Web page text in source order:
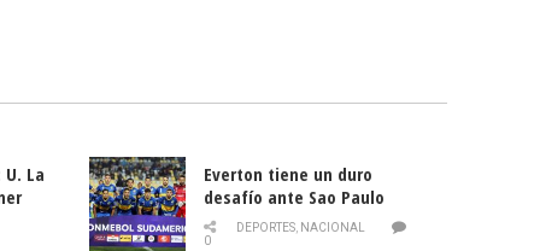
La
Everton tiene un duro
desafío ante Sao Paulo
DEPORTES, NACIONAL
0